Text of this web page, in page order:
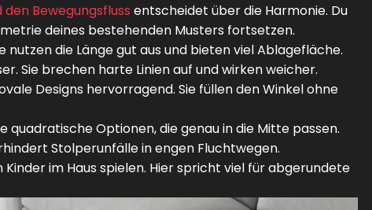
Bewegungsfluss entscheidet über die Harmonie. Du
deines bestehenden Musters fortsetzen.
nutzen die Länge gut aus und bieten viel Ablagefläche.
Sie brechen harte Linien auf und wirken weicher.
Designs hervorragend. Sie füllen den Winkel ohne
Optionen, die genau in die Mitte passen.
Stolperunfälle in engen Fluchtwegen.
im Haus spielen. Hier spricht viel für abgerundete